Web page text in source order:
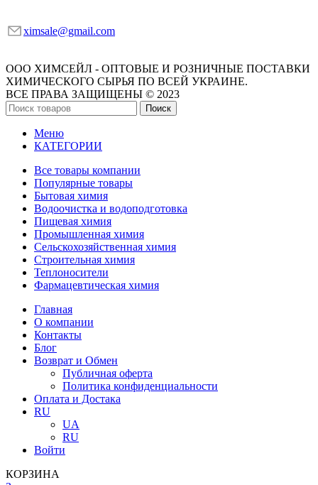
ximsale@gmail.com
ООО ХИМСЕЙЛ - ОПТОВЫЕ И РОЗНИЧНЫЕ ПОСТАВКИ
ХИМИЧЕСКОГО СЫРЬЯ ПО ВСЕЙ УКРАИНЕ.
ВСЕ ПРАВА ЗАЩИЩЕНЫ © 2023
Поиск
Меню
КАТЕГОРИИ
Все товары компании
Популярные товары
Бытовая химия
Водоочистка и водоподготовка
Пищевая химия
Промышленная химия
Сельскохозяйственная химия
Строительная химия
Теплоносители
Фармацевтическая химия
Главная
О компании
Контакты
Блог
Возврат и Обмен
Публичная оферта
Политика конфиденциальности
Оплата и Достака
RU
UA
RU
Войти
КОРЗИНА